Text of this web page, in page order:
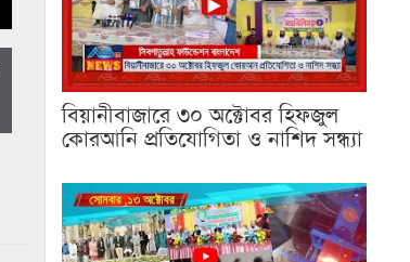
বিয়ানীবাজারে ৩০ অক্টোবর হিফজুল
কোরআনি প্রতিযোগিতা ও নাশিদ সন্ধ্যা